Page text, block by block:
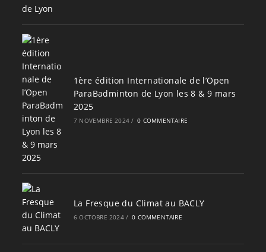
1ère édition Internationale de l’Open
ParaBadminton de Lyon les 8 & 9 mars
2025
7 NOVEMBRE 2024 / 0 COMMENTAIRE
La Fresque du Climat au BACLY
6 OCTOBRE 2024 / 0 COMMENTAIRE